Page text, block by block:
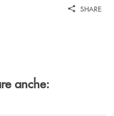
SHARE
anche: